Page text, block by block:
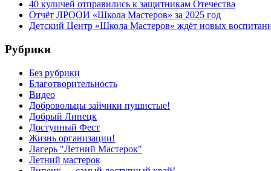
40 куличей отправились к защитникам Отечества
Отчёт ЛРООИ «Школа Мастеров» за 2025 год
Детский Центр «Школа Мастеров» ждёт новых
Рубрики
Без рубрики
Благотворительность
Видео
Добровольцы зайчики пушистые!
Добрый Липецк
Доступный Фест
Жизнь организации!
Лагерь "Летний Мастерок"
Летний мастерок